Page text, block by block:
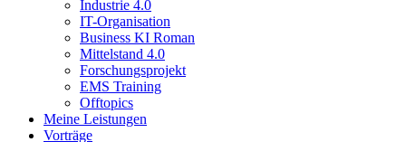
Industrie 4.0
IT-Organisation
Business KI Roman
Mittelstand 4.0
Forschungsprojekt
EMS Training
Offtopics
Meine Leistungen
Vorträge